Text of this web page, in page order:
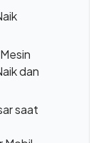
dan
saat